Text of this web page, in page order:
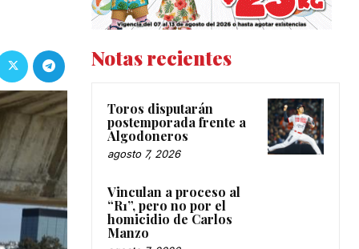
Notas recientes
Toros disputarán
postemporada frente a
Algodoneros
agosto 7, 2026
Vinculan a proceso al
“R1”, pero no por el
homicidio de Carlos
Manzo